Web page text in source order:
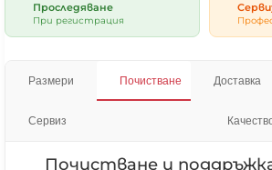
Проследяване
При регистрация
Размери Почистване Доставка
Сервиз
Почистване и